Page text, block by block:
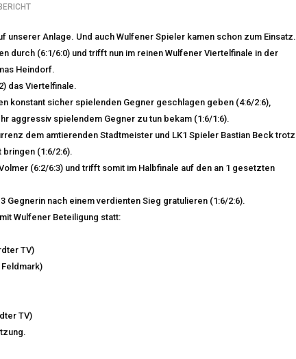
unserer Anlage. Und auch Wulfener Spieler kamen schon zum Einsatz.
durch (6:1/6:0) und trifft nun im reinen Wulfener Viertelfinale in der
Heindorf.
das Viertelfinale.
konstant sicher spielenden Gegner geschlagen geben (4:6/2:6),
aggressiv spielendem Gegner zu tun bekam (1:6/1:6).
dem amtierenden Stadtmeister und LK1 Spieler Bastian Beck trotz
(1:6/2:6).
(6:2/6:3) und trifft somit im Halbfinale auf den an 1 gesetzten
Gegnerin nach einem verdienten Sieg gratulieren (1:6/2:6).
Wulfener Beteiligung statt:
TV)
TV)